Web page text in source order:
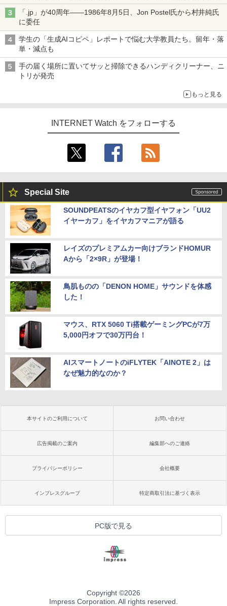
ル TIVIP」
「.jp」が40周年――1986年8月5日、Jon Postel氏から村井純氏
に委任
学生の「生成AIコピペ」レポートで悩む大学教員たち。留年・落
単・減点も
手の届く場所に置いてサッと掃除できるハンディクリーナー、ニ
トリが発売
もっと見る
INTERNET Watch をフォローする
Special Site
SOUNDPEATSのイヤカフ型イヤフォン「UU2
イヤーカフ」をイヤカフマニアが語る
レイズのプレミアムカー向けブランドHOMUR
Aから「2×9R」が登場！
鳥肌ものの「DENON HOME」サウンドを体感
した！
マウス、RTX 5060 Ti搭載ゲーミングPCが7万
5,000円オフで30万円台！
AIスマートノートのiFLYTEK「AINOTE 2」は
なぜ魅力的なのか？
本サイトのご利用について お問い合わせ
広告掲載のご案内 編集部へのご連絡
プライバシーポリシー 会社概要
インプレスグループ 特定商取引法に基づく表示
PC版で見る
Copyright ©2026
Impress Corporation. All rights reserved.